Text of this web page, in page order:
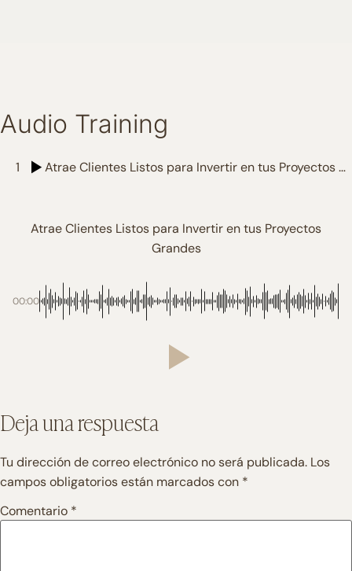
Audio Training
1 Atrae Clientes Listos para Invertir en tus Proyectos Grandes
Atrae Clientes Listos para Invertir en tus Proyectos
Grandes
00:00
Deja una respuesta
Tu dirección de correo electrónico no será publicada. Los
campos obligatorios están marcados con *
Comentario *